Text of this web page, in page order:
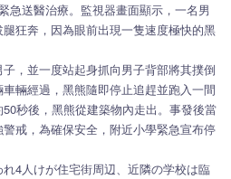
急送醫治療。監視器畫面顯示，一名男
狂奔，因為眼前出現一隻速度極快的黑
，並一度站起身抓向男子背部將其撲倒
輛經過，黑熊隨即停止追趕並跑入一間
秒後，黑熊從建築物內走出。事發後當
戒，為確保安全，附近小學緊急宣布停
れ4人けが住宅街周辺、近隣の学校は臨